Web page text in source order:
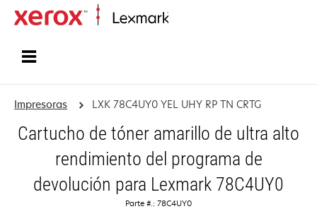
Impresoras LXK 78C4UY0 YEL UHY RP TN CRTG
Cartucho de tóner amarillo de ultra alto
rendimiento del programa de
devolución para Lexmark 78C4UY0
Parte #.: 78C4UY0